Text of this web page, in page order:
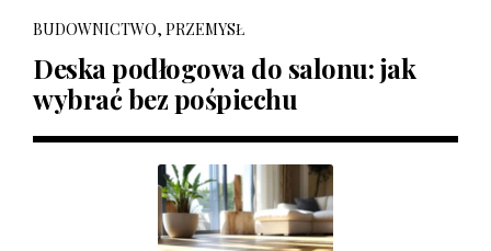
BUDOWNICTWO, PRZEMYSŁ
Deska podłogowa do salonu: jak
wybrać bez pośpiechu